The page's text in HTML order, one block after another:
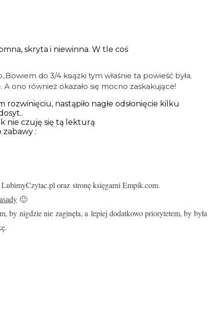
skryta i niewinna. W tle coś
do 3/4 książki tym właśnie ta powieść była.
A ono również okazało się mocno zaskakujące!
rozwinięciu, nastąpiło nagłe odsłonięcie kilku
nie czuję się tą lekturą
zabawy :
oraz stronę księgarni Empik.com.
🙂
by nigdzie nie zaginęła, a lepiej dodatkowo priorytetem, by była